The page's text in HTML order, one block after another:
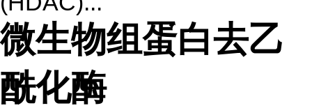
微生物组蛋白去乙
酰化酶